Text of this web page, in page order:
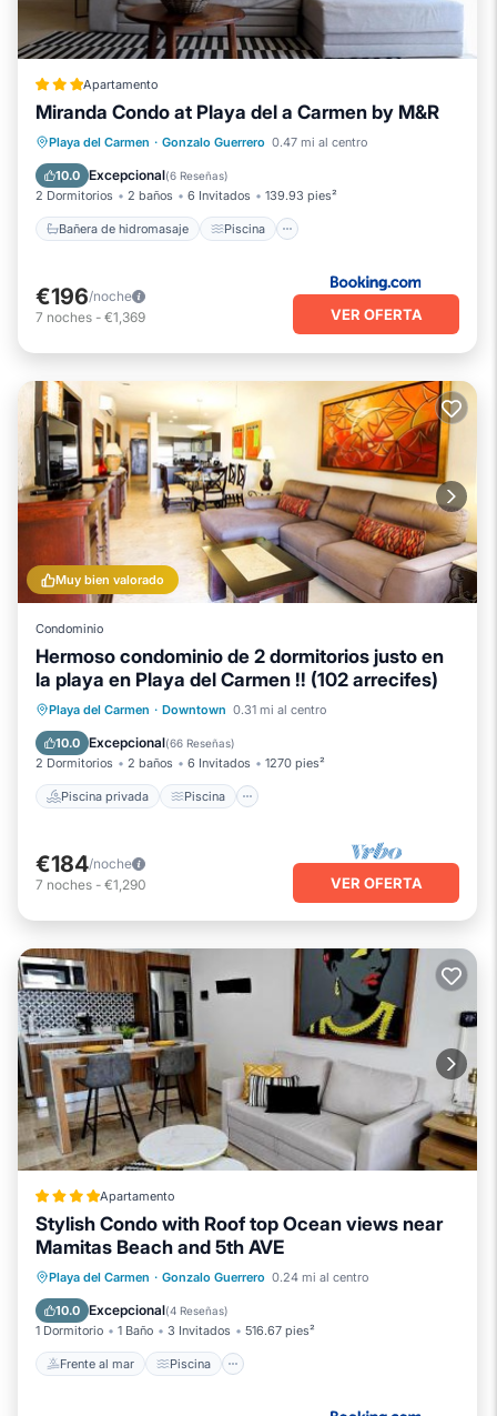
Apartamento
Miranda Condo at Playa del a Carmen by M&R
Playa del Carmen · Gonzalo Guerrero 0.47 mi al centro
10.0 Excepcional(6 Reseñas)
2 Dormitorios 2 baños 6 Invitados 139.93 pies²
Bañera de hidromasaje Piscina
Bañera de hidromasaje
Piscina
Balcón/Terraza
€196/noche
7 noches - €1,369 VER OFERTA
Muy bien valorado
Condominio
Hermoso condominio de 2 dormitorios justo en
la playa en Playa del Carmen !! (102 arrecifes)
Playa del Carmen · Downtown 0.31 mi al centro
10.0 Excepcional(66 Reseñas)
2 Dormitorios 2 baños 6 Invitados 1270 pies²
Piscina privada Piscina
Piscina privada
Piscina
Vista al mar
Balcón/Terraza
€184/noche
7 noches - €1,290 VER OFERTA
Apartamento
Stylish Condo with Roof top Ocean views near
Mamitas Beach and 5th AVE
Playa del Carmen · Gonzalo Guerrero 0.24 mi al centro
10.0 Excepcional(4 Reseñas)
1 Dormitorio 1 Baño 3 Invitados 516.67 pies²
Frente al mar Piscina
Frente al mar Piscina
Vista al mar
Balcón/Terraza